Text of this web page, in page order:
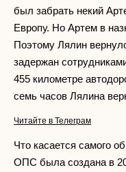
был забрать некий
Европу. Но Артем в
Поэтому Лялин
задержан
455 километре
семь часов Лялина
Читайте в Телеграм
Что касается самого
ОПС была создана в